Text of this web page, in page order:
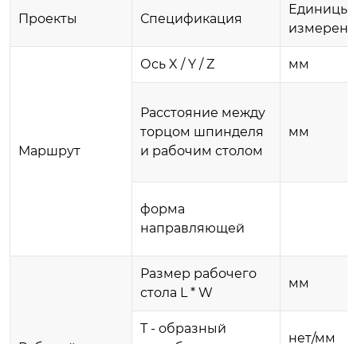
Проекты Спецификация
Единицы
Маршрут
Ось X / Y / Z мм
Расстояние между
торцом шпинделя
и рабочим столом
мм
форма
направляющей
Размер рабочего
стола L * W
мм
Т - образный
нет/мм